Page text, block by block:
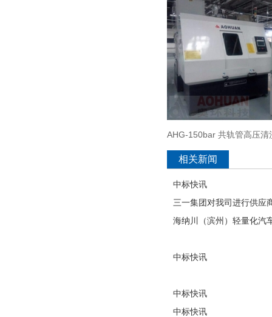
AHG-150bar 共轨管高压清
相关新闻
中标快讯
三一集团对我司进行供应
海纳川（滨州）轻量化汽
中标快讯
中标快讯
中标快讯